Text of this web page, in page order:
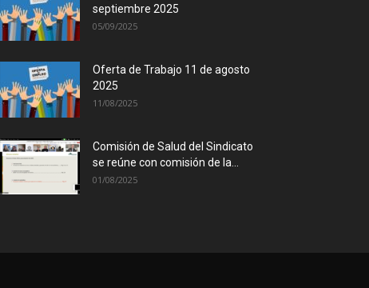
septiembre 2025
05/09/2025
Oferta de Trabajo 11 de agosto
2025
11/08/2025
Comisión de Salud del Sindicato
se reúne con comisión de la...
01/08/2025